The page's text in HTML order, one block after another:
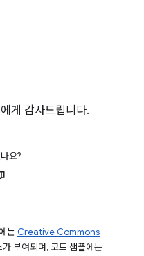
에게 감사드립니다.
요?
는 Creative Commons
부여되며, 코드 샘플에는